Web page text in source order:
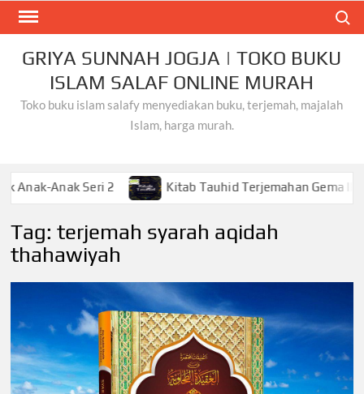
Skip
contentGRIYA SUNNAH JOGJA | TOKO BUKU
ISLAM SALAF ONLINE MURAH
Toko buku islam salafy menyediakan buku, terjemah, majalah
Islam, harga murah.
Seri 2 Kitab Tauhid Terjemahan Gema Ilmu
Tag:terjemah syarah aqidah
thahawiyah